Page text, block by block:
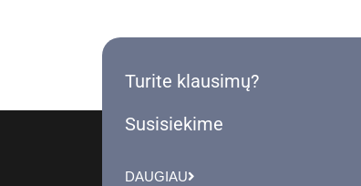
Turite klausimų?
Susisiekime
DAUGIAU